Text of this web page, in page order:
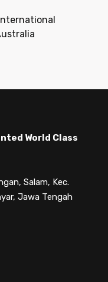
World Class
Salam, Kec.
Jawa Tengah